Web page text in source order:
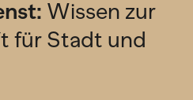
Wissen zur
für Stadt und